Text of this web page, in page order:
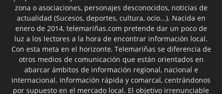
zona o asociaciones, personajes desconocidos, noticias de
actualidad (Sucesos, deportes, cultura, ocio...). Nacida en
enero de 2014, telemariñas.com pretende dar un poco de
luz a los lectores a la hora de encontrar información local.
Con esta meta en el horizonte, Telemariñas se diferencia de
otros medios de comunicación que están orientados en
abarcar ámbitos de información regional, nacional e
internacional. Información rápida y comarcal, centrándonos
por supuesto en el mercado local. El objetivo irrenunciable